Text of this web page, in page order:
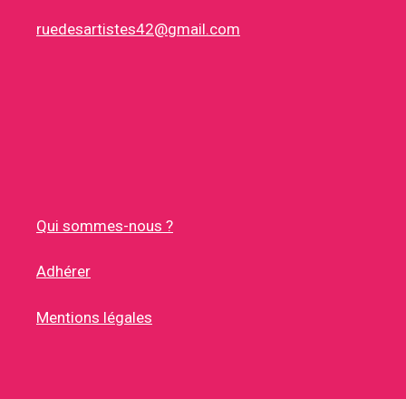
ruedesartistes42@gmail.com
Qui sommes-nous ?
Adhérer
Mentions légales